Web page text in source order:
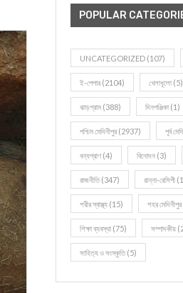
POPULAR
UNCATEGORIZED (107)
ই-পেপার (2104) খেলাধূলো (5)
ঝাড়গ্রাম (388) দিনপঞ্জিকা (1)
পশ্চিম মেদিনীপুর (2937) পূর্ব
বন্যপ্রাণ (4) বিনোদন (3)
রাজনীতি(347) রান্না-রেসিপী
শরীর স্বাস্থ্য (15) শহর মেদিনীপুর
শিক্ষা ব্যবস্থা (75) সম্পাদকীয়
সাহিত্য ও সংস্কৃতি(5)